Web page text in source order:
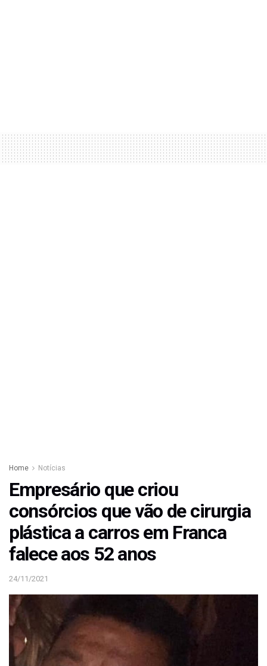
Home Notícias
Empresário que criou
consórcios que vão de cirurgia
plástica a carros em Franca
falece aos 52 anos
24/11/2021